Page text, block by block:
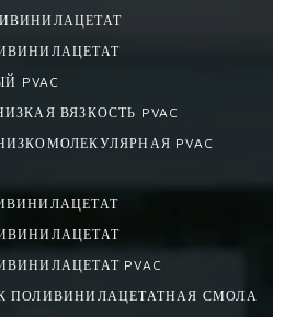
PVAC
ВЯЗКОСТЬ PVAC
PVAC
PVAC
ПОЛИВИНИЛАЦЕТАТНАЯ СМОЛА